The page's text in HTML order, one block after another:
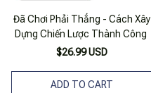
Đã Chơi Phải Thắng - Cách Xây
Dựng Chiến Lược Thành Công
$26.99 USD
ADD TO CART